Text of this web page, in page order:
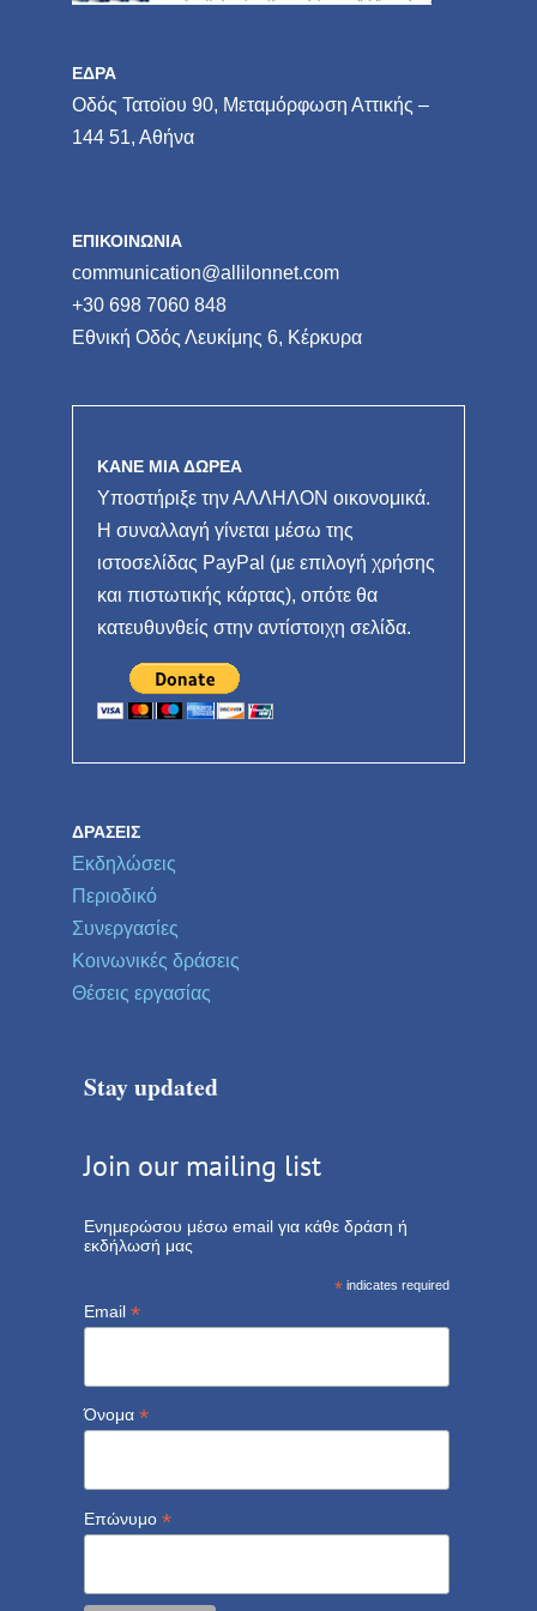
ΕΔΡΑ
Οδός Τατοϊου 90, Μεταμόρφωση Αττικής –
144 51, Αθήνα
ΕΠΙΚΟΙΝΩΝΙΑ
communication@allilonnet.com
+30 698 7060 848
Εθνική Οδός Λευκίμης 6, Κέρκυρα
ΚΑΝΕ ΜΙΑ ΔΩΡΕΑ
Υποστήριξε την ΑΛΛΗΛΟΝ οικονομικά.
Η συναλλαγή γίνεται μέσω της
ιστοσελίδας PayPal (με επιλογή χρήσης
και πιστωτικής κάρτας), οπότε θα
κατευθυνθείς στην αντίστοιχη σελίδα.
ΔΡΆΣΕΙΣ
Εκδηλώσεις
Περιοδικό
Συνεργασίες
Κοινωνικές δράσεις
Θέσεις εργασίας
Stay updated
Join our mailing list
Ενημερώσου μέσω email για κάθε δράση ή
εκδήλωσή μας
* indicates required
Email *
Όνομα *
Επώνυμο *